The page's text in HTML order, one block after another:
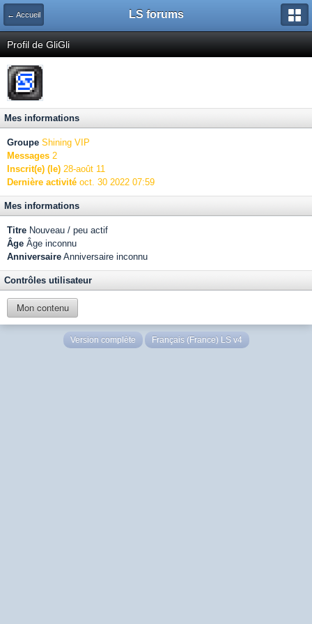
← Accueil LS forums
Profil de GliGli
Mes informations
Groupe Shining VIP
Messages 2
Inscrit(e) (le) 28-août 11
Dernière activité oct. 30 2022 07:59
Mes informations
Titre Nouveau / peu actif
Âge Âge inconnu
Anniversaire Anniversaire inconnu
Contrôles utilisateur
Mon contenu
Version complète Français (France) LS v4